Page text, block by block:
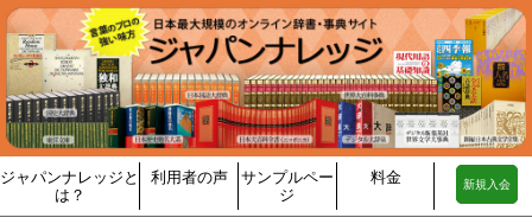
ジャパンナレッジと
は？
利用者の声
サンプルペー
ジ
料金 新規入会